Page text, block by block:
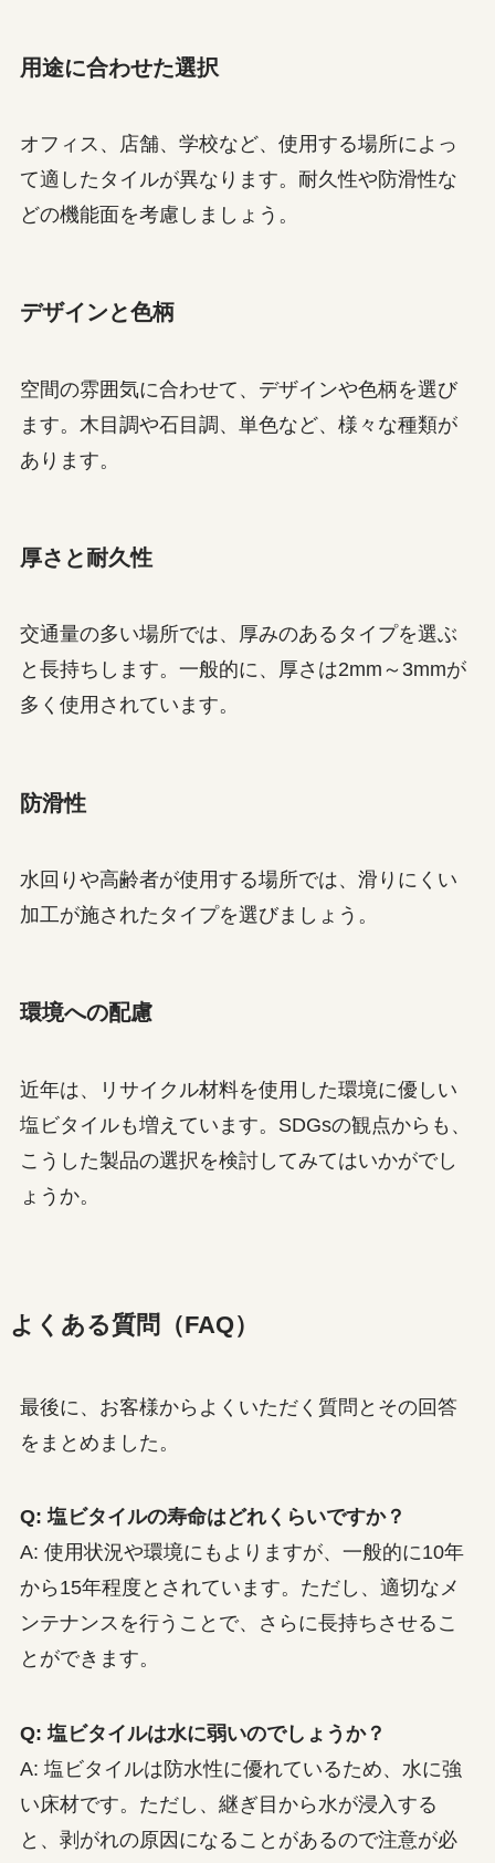
用途に合わせた選択
オフィス、店舗、学校など、使用する場所によっ
て適したタイルが異なります。耐久性や防滑性な
どの機能面を考慮しましょう。
デザインと色柄
空間の雰囲気に合わせて、デザインや色柄を選び
ます。木目調や石目調、単色など、様々な種類が
あります。
厚さと耐久性
交通量の多い場所では、厚みのあるタイプを選ぶ
と長持ちします。一般的に、厚さは2mm～3mmが
多く使用されています。
防滑性
水回りや高齢者が使用する場所では、滑りにくい
加工が施されたタイプを選びましょう。
環境への配慮
近年は、リサイクル材料を使用した環境に優しい
塩ビタイルも増えています。SDGsの観点からも、
こうした製品の選択を検討してみてはいかがでし
ょうか。
よくある質問（FAQ）
最後に、お客様からよくいただく質問とその回答
をまとめました。
Q: 塩ビタイルの寿命はどれくらいですか？
A: 使用状況や環境にもよりますが、一般的に10年
から15年程度とされています。ただし、適切なメ
ンテナンスを行うことで、さらに長持ちさせるこ
とができます。
Q: 塩ビタイルは水に弱いのでしょうか？
A: 塩ビタイルは防水性に優れているため、水に強
い床材です。ただし、継ぎ目から水が浸入する
と、剥がれの原因になることがあるので注意が必